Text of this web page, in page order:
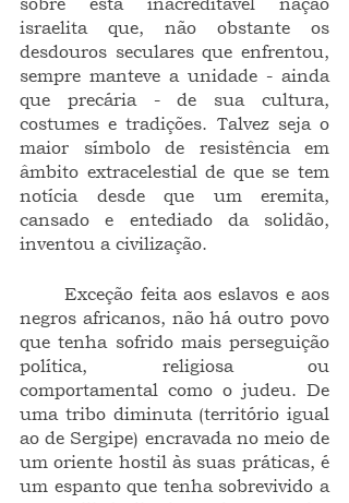
israelita que, não obstante os
desdouros seculares que enfrentou,
sempre manteve a unidade - ainda
que precária - de sua cultura,
costumes e tradições. Talvez seja o
maior símbolo de resistência em
âmbito extracelestial de que se tem
notícia desde que um eremita,
cansado e entediado da solidão,
inventou a civilização.
	Exceção feita aos eslavos e aos
negros africanos, não há outro povo
que tenha sofrido mais perseguição
política, religiosa ou
comportamental como o judeu. De
uma tribo diminuta (território igual
ao de Sergipe) encravada no meio de
um oriente hostil às suas práticas, é
um espanto que tenha sobrevivido a